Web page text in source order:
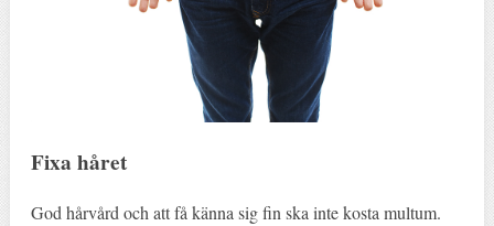
Fixa håret
God hårvård och att få känna sig fin ska inte kosta multum.